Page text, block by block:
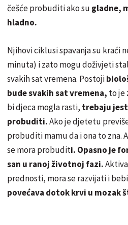
češće probuditi ako su gladne,
hladno.
Njihovi ciklusi spavanja su kraći
minuta) i zato mogu doživjeti
svakih sat vremena. Postoji
bude svakih sat vremena, to je
bi djeca mogla rasti, trebaju
probuditi.Ako je djetetu
probuditi mamu da i ona to zna.
se mora probuditi. Opasno je
san u ranoj životnoj fazi.
prednosti, mora se razvijati i
povećava dotok krvi u mozak